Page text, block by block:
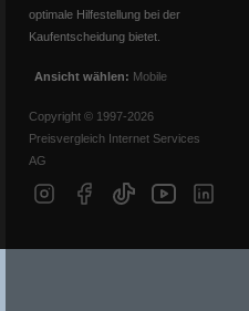
optimale Hilfestellung bei der
Kaufentscheidung bietet.
Ansicht wählen: Mobile
Copyright © 1997-2026
Preisvergleich Internet Services
AG